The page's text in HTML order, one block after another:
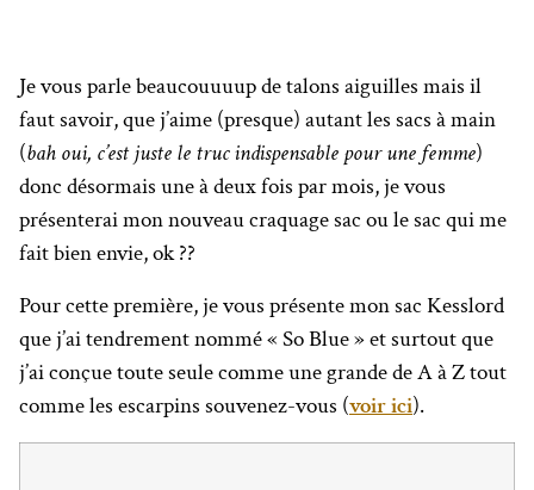
Je vous parle beaucouuuup de talons aiguilles mais il
faut savoir, que j’aime (presque) autant les sacs à main
(bah oui, c’est juste le truc indispensable pour une femme)
donc désormais une à deux fois par mois, je vous
présenterai mon nouveau craquage sac ou le sac qui me
fait bien envie, ok ??
Pour cette première, je vous présente mon sac Kesslord
que j’ai tendrement nommé « So Blue » et surtout que
j’ai conçue toute seule comme une grande de A à Z tout
comme les escarpins souvenez-vous (voir ici).